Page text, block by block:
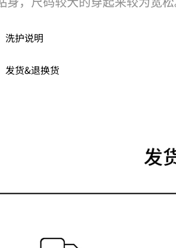
洗护说明
发货&退换货